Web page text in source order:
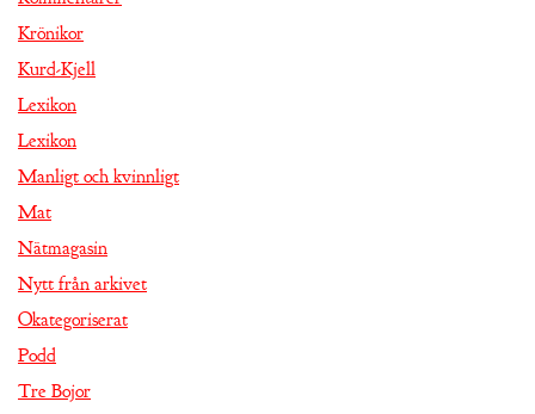
Krönikor
Kurd-Kjell
Lexikon
Lexikon
Manligt och kvinnligt
Mat
Nätmagasin
Nytt från arkivet
Okategoriserat
Podd
Tre Bojor